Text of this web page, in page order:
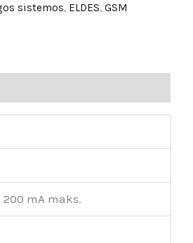
sistemos, ELDES, GSM
200 mA maks.